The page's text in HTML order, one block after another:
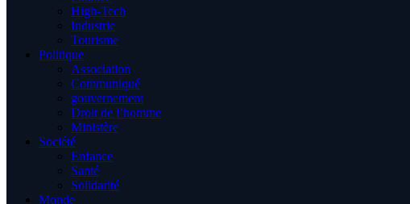
High-Tech
Industrie
Tourisme
Politique
Association
Communiqué
gouvernement
Droit de l’homme
Ministère
Société
Enfance
Santé
Solidarité
Monde